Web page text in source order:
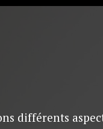
différents